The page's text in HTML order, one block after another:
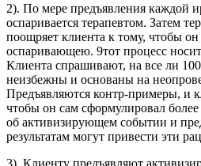
2). По мере предъявления каждой
оспаривается терапевтом. Затем
поощряет клиента к тому, чтобы он
оспаривающею. 9тот процесс
Клиента спрашивают, на все ли
неизбежны и основаны на
Предъявляются контр-примеры, и
чтобы он сам сформулировал
об активизирующем событии и
результатам могут привести эти
3). Клиенту предъявляют